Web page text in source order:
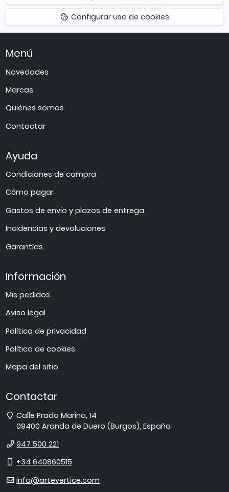
hacia
arriba
Configurar uso de cookies
Menú
Novedades
Marcas
Quiénes somos
Contactar
Ayuda
Condiciones de compra
Cómo pagar
Gastos de envío y plazos de entrega
Incidencias y devoluciones
Garantías
Información
Mis pedidos
Aviso legal
Política de privacidad
Política de cookies
Mapa del sitio
Contactar
Dirección
Calle Prado Marina, 14
09400 Aranda de Duero (Burgos),España
Teléfono
947 500 221
Móvil
+34 640860515
E-
info@artevertice.com